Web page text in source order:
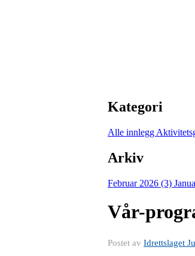
Kategori
Alle innlegg
Arkiv
Februar 2026 (3)
Vår-
Postet av Idrettslaget